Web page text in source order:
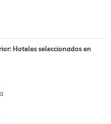
Hoteles seleccionados en